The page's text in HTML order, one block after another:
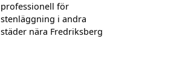
professionell för
stenläggning i andra
städer nära Fredriksberg